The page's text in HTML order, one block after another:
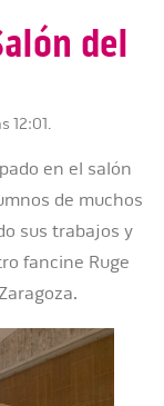
del
12:01.
en el salón
de muchos
sus trabajos y
fancine Ruge